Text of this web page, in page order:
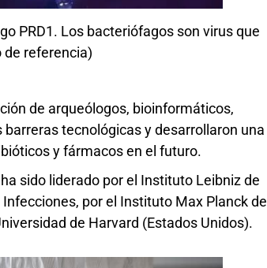
PRD1. Los bacteriófagos son virus que
referencia)
de arqueólogos, bioinformáticos,
tecnológicas y desarrollaron una
y fármacos en el futuro.
ha sido liderado por el Instituto Leibniz de
por el Instituto Max Planck de
de Harvard (Estados Unidos).